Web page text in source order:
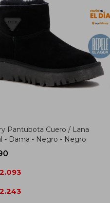
Pantubota Cuero / Lana
- Dama - Negro - Negro
2.093
2.243